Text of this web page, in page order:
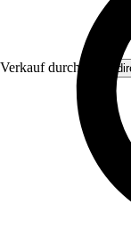
Verkauf durch: